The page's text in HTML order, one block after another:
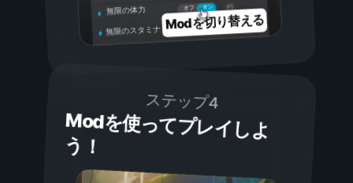
オン
オフ
無限の体力
無限のスタミナ Modを切り替える
ステップ4
Modを使ってプレイしよ
う！